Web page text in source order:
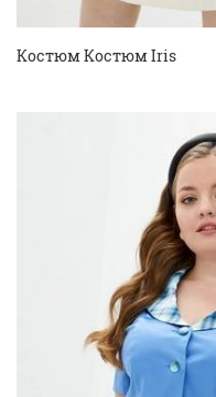
Костюм Костюм Iris